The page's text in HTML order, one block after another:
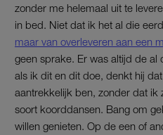
zonder me helemaal uit te
in bed. Niet dat ik het al die
maar van overleveren aan een
geen sprake. Er was altijd de al
als ik dit en dit doe, denkt hij
aantrekkelijk ben, zonder dat ik
soort koorddansen. Bang om
willen genieten. Op de een of